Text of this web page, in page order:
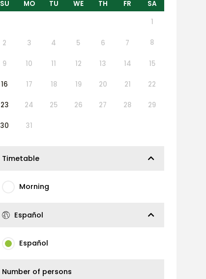
SU MO TU WE TH FR
SA
1
2 3 4 5 6 7 8
9 10 11 12 13 14 15
16 17 18 19 20 21 22
23 24 25 26 27 28 29
30 31
Timetable
Morning
Español
Español
Number of persons